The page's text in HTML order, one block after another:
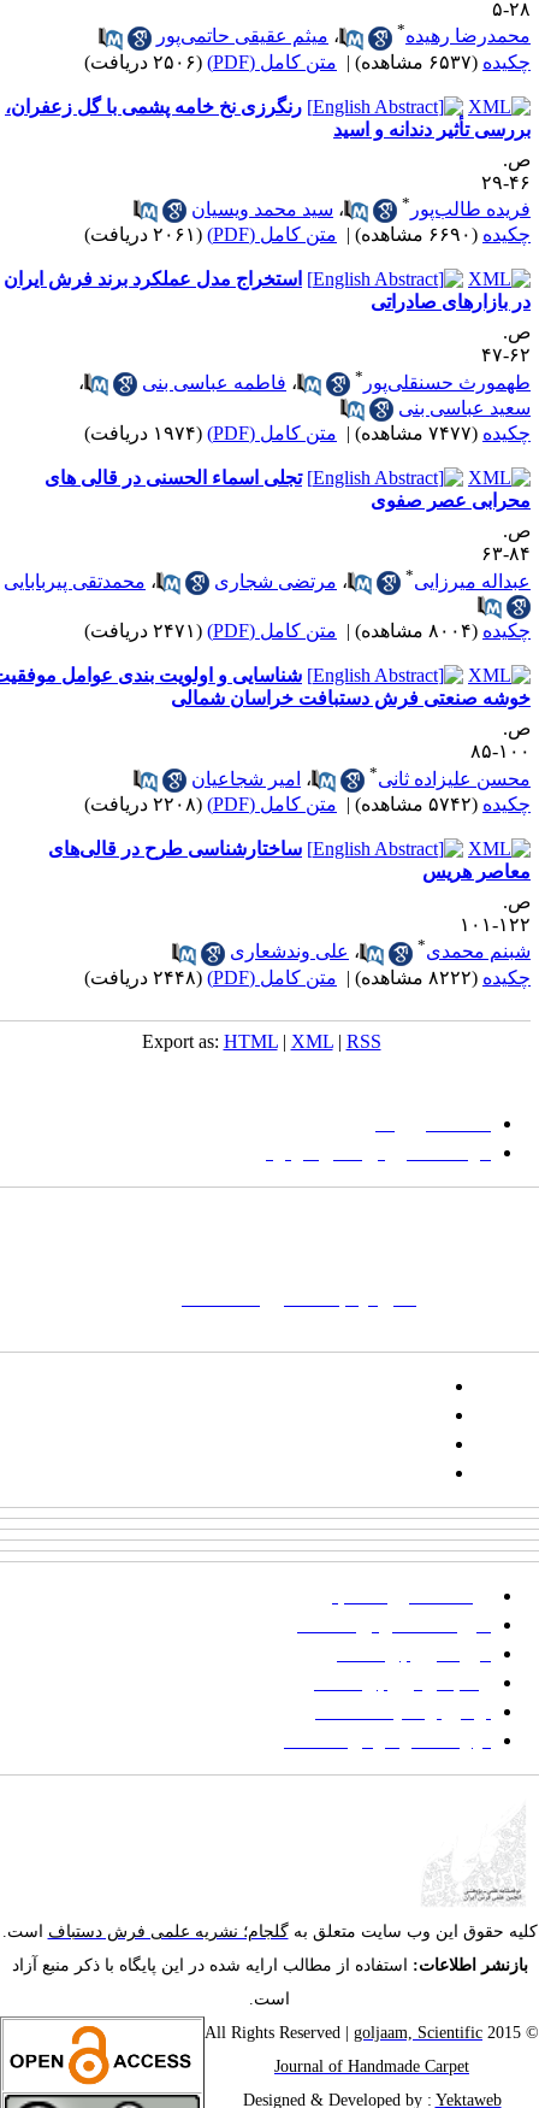
۵
رهیده* ،میثم عقیقی حاتمی‌پور
(۶۵۳۷ مشاهده) | متن کامل (PDF) (۲۵۰۶ دریافت)
رنگرزی نخ خامه پشمی با گل زعفران،
تأثیر دندانه و اسید
۲۹
طالب‌پور
،سید محمد ویسیان
(۶۶۹۰ مشاهده) | متن کامل (PDF) (۲۰۶۱ دریافت)
استخراج مدل عملکرد برند فرش ایران
بازارهای صادراتی
۴۷
حسنقلی‌‌پور
،فاطمه عباسی‌ بنی
،
عباسی‌ بنی
(۷۴۷۷ مشاهده) | متن کامل (PDF) (۱۹۷۴ دریافت)
تجلی اسماء الحسنی در قالی های
عصر صفوی
۶۳
میرزایی
،مرتضی شجاری ،محمدتقی پیربابایی
(۸۰۰۴ مشاهده) | متن کامل (PDF) (۲۴۷۱ دریافت)
شناسایی و اولویت بندی عوامل موفقیت
صنعتی فرش دستبافت خراسان شمالی
۸۵
علیزاده ثانی
،امیر شجاعیان
(۵۷۴۲ مشاهده) | متن کامل (PDF) (۲۲۰۸ دریافت)
ساختار‌شناسی طرح در قالی‌های
هریس
۱۰۱
محمدی
،علی وندشعاری
(۸۲۲۲ مشاهده) | متن کامل (PDF) (۲۴۴۸ دریافت)
Export as:HTML |XML|RSS
دانشگاه بیرجند
مؤسسه آموزش عالی فردوس
تلفن:
شماره همراه: ۰۹۳۹۳۸۵۵۵۴۴
پیامک: ۱۰۰۰۹۵۴۶۸۹۲۳۱۵
ایمیل:
پرداخت صورتحساب
شیوه‌نامه نگارش مقالات
فرایند ارزیابی مقاله
زمانبندی ارزیابی مقاله
توضیح وضعیت مقالات
فهرست موضوعی مقاله‌ها
حقوق این وب سایت متعلق بهگلجام؛ نشریه علمی فرش دستبافاست.
اطلاعات:استفاده از مطالب ارایه شده در این پایگاه با ذکر منبع آزاد
است.
©
goljaam, Scientific
Journal of Handmade Carpet
Designed & Developed by :Yektaweb